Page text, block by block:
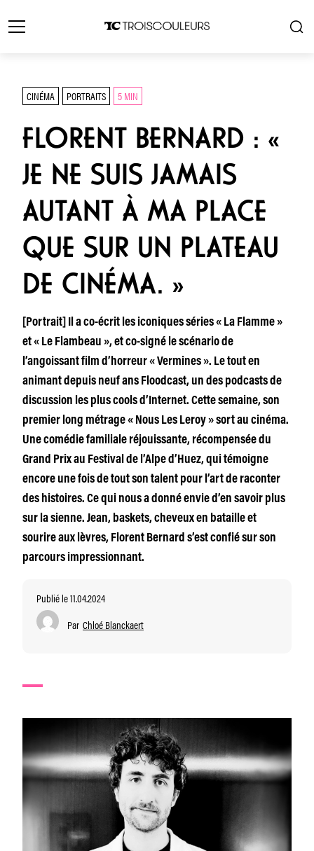
CINÉMA PORTRAITS 5 MIN
FLORENT BERNARD : «
JE NE SUIS JAMAIS
AUTANT À MA PLACE
QUE SUR UN PLATEAU
DE CINÉMA. »
[Portrait] Il a co-écrit les iconiques séries « La Flamme »
et « Le Flambeau », et co-signé le scénario de
l’angoissant film d’horreur « Vermines ». Le tout en
animant depuis neuf ans Floodcast, un des podcasts de
discussion les plus cools d’Internet. Cette semaine, son
premier long métrage « Nous Les Leroy » sort au cinéma.
Une comédie familiale réjouissante, récompensée du
Grand Prix au Festival de l’Alpe d’Huez, qui témoigne
encore une fois de tout son talent pour l’art de raconter
des histoires. Ce qui nous a donné envie d’en savoir plus
sur la sienne. Jean, baskets, cheveux en bataille et
sourire aux lèvres, Florent Bernard s’est confié sur son
parcours impressionnant.
Publié le 11.04.2024
Par Chloé Blanckaert